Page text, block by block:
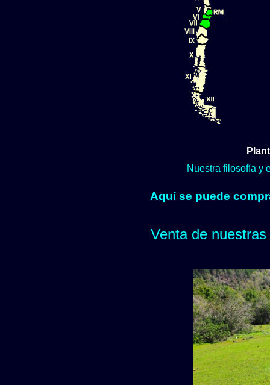
Nuestra filosofía y
Aquí se puede
Venta de